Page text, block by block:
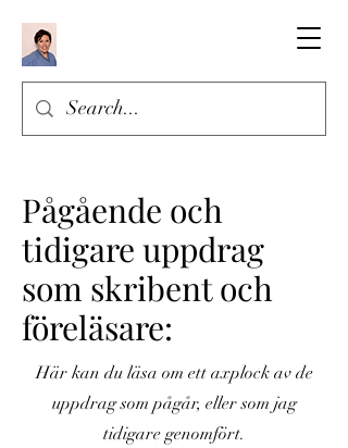
Pågående och
tidigare uppdrag
som skribent och
föreläsare:
Här kan du läsa om ett axplock av de
uppdrag som pågår, eller som jag
tidigare genomfört.